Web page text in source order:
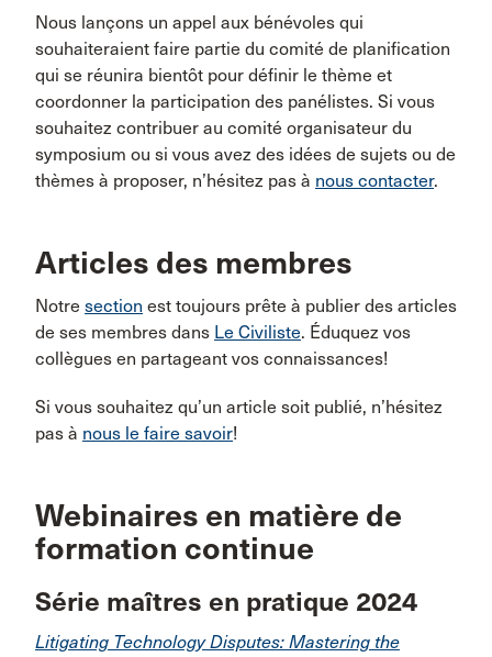
Nous lançons un appel aux bénévoles qui
souhaiteraient faire partie du comité de planification
qui se réunira bientôt pour définir le thème et
coordonner la participation des panélistes. Si vous
souhaitez contribuer au comité organisateur du
symposium ou si vous avez des idées de sujets ou de
thèmes à proposer, n’hésitez pas à nous contacter.
Articles des membres
Notre section est toujours prête à publier des articles
de ses membres dans Le Civiliste. Éduquez vos
collègues en partageant vos connaissances!
Si vous souhaitez qu’un article soit publié, n’hésitez
pas à nous le faire savoir!
Webinaires en matière de
formation continue
Série maîtres en pratique 2024
Litigating Technology Disputes: Mastering the